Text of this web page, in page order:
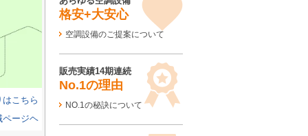
こちら
ページヘ
格安+大安心
空調設備のご提案について
販売実績14期連続
No.1の理由
NO.1の秘訣について